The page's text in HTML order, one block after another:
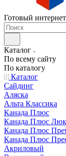
Готовый
Каталог
По всему сайту
По каталогу
Каталог
Сайдинг
Аляска
Альта Классика
Канада Плюс
Канада Плюс
Канада Плюс
Канада Плюс
Акриловый